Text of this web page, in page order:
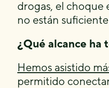
drogas, el choque
no están
¿Qué alcance ha
Hemos asistido
permitido